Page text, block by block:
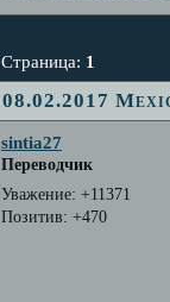
08.02.2017
Страница: 1
sintia27
Переводчик
Уважение: +11371
Позитив: +470